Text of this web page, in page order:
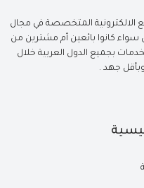
المتخصصة في مجال
سواء كانوا بائعين أم مشترين من
بجميع الدول العربية خلال
جهد .